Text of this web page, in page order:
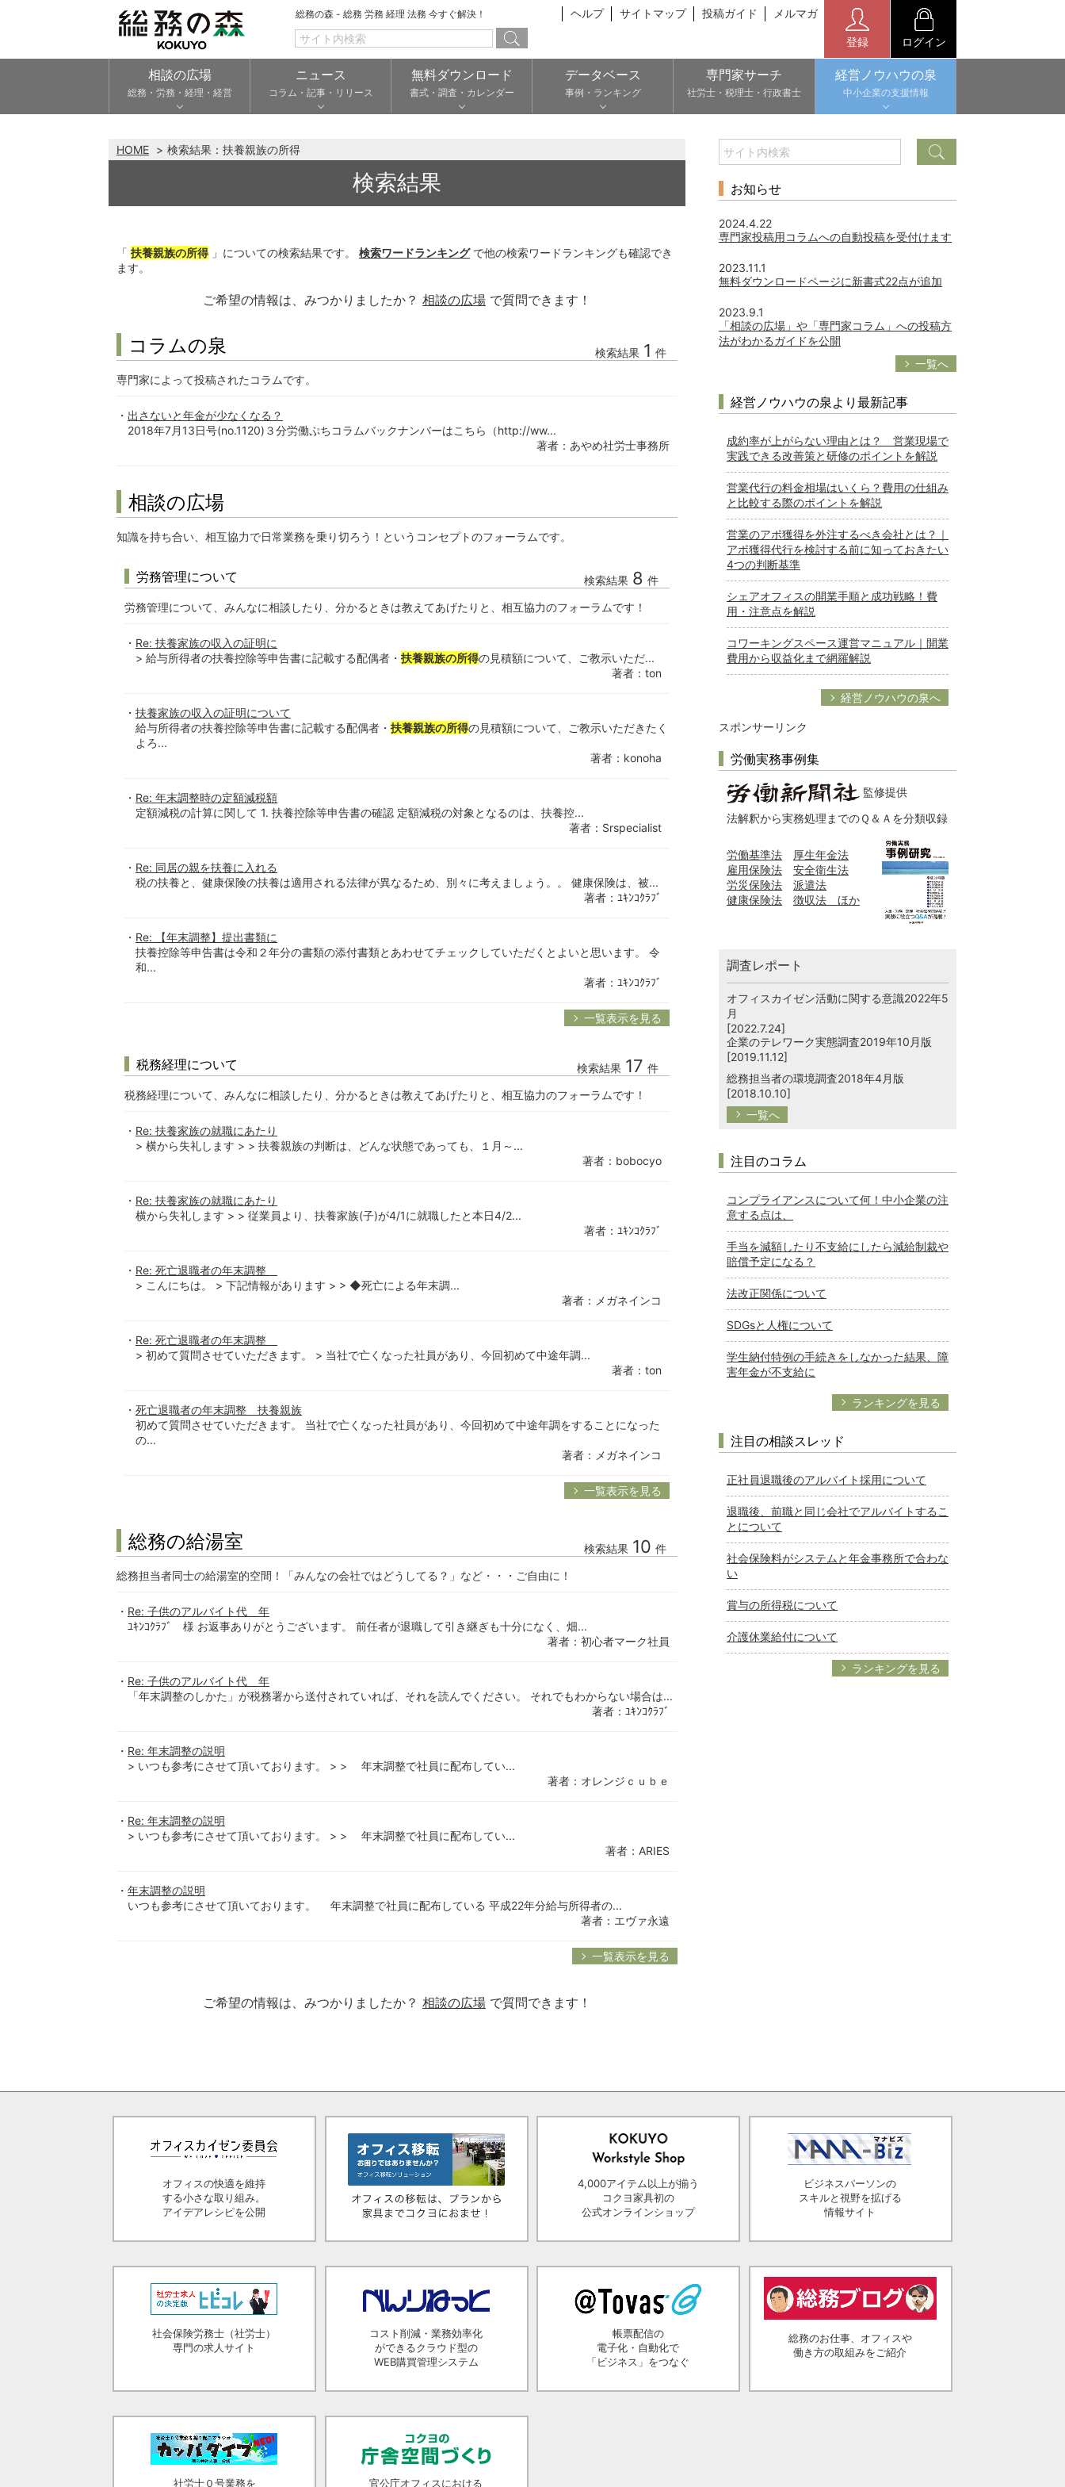
総務の森 - 総務 労務 経理 法務 今すぐ解決！ ヘルプ サイトマップ 投稿ガイド メルマガ
登録 ログイン
相談の広場
総務・労務・経理・経営
ニュース
コラム・記事・リリース
無料ダウンロード
書式・調査・カレンダー
データベース
事例・ランキング
専門家サーチ
社労士・税理士・行政書士
経営ノウハウの泉
中小企業の支援情報
HOME 検索結果： 扶養親族の所得
検索結果
「 扶養親族の所得 」についての検索結果です。 検索ワードランキングで他の検索ワードランキングも確認でき
ます。
ご希望の情報は、みつかりましたか？ 相談の広場 で質問できます！
コラムの泉 検索結果 1 件
専門家によって投稿されたコラムです。
出さないと年金が少なくなる？
2018年7月13日号(no.1120)３分労働ぷちコラムバックナンバーはこちら（http://ww...
著者：あやめ社労士事務所
相談の広場
知識を持ち合い、相互協力で日常業務を乗り切ろう！というコンセプトのフォーラムです。
労務管理について 検索結果 8 件
労務管理について、みんなに相談したり、分かるときは教えてあげたりと、相互協力のフォーラムです！
Re: 扶養家族の収入の証明に
> 給与所得者の扶養控除等申告書に記載する配偶者・ 扶養親族の所得の見積額について、ご教示いただ...
著者：ton
扶養家族の収入の証明について
給与所得者の扶養控除等申告書に記載する配偶者・ 扶養親族の所得の見積額について、ご教示いただきたく
よろ...
著者：konoha
Re: 年末調整時の定額減税額
定額減税の計算に関して 1. 扶養控除等申告書の確認 定額減税の対象となるのは、扶養控...
著者：Srspecialist
Re: 同居の親を扶養に入れる
税の扶養と、健康保険の扶養は適用される法律が異なるため、別々に考えましょう。。 健康保険は、被...
著者：ﾕｷﾝｺｸﾗﾌﾞ
Re: 【年末調整】提出書類に
扶養控除等申告書は令和２年分の書類の添付書類とあわせてチェックしていただくとよいと思います。 令
和...
著者：ﾕｷﾝｺｸﾗﾌﾞ
一覧表示を見る
税務経理について 検索結果 17 件
税務経理について、みんなに相談したり、分かるときは教えてあげたりと、相互協力のフォーラムです！
Re: 扶養家族の就職にあたり
> 横から失礼します > > 扶養親族の判断は、どんな状態であっても、１月～...
著者：bobocyo
Re: 扶養家族の就職にあたり
横から失礼します > > 従業員より、扶養家族(子)が4/1に就職したと本日4/2...
著者：ﾕｷﾝｺｸﾗﾌﾞ
Re: 死亡退職者の年末調整
> こんにちは。 > 下記情報があります > > ◆死亡による年末調...
著者：メガネインコ
Re: 死亡退職者の年末調整
> 初めて質問させていただきます。 > 当社で亡くなった社員があり、今回初めて中途年調...
著者：ton
死亡退職者の年末調整 扶養親族
初めて質問させていただきます。 当社で亡くなった社員があり、今回初めて中途年調をすることになった
の...
著者：メガネインコ
一覧表示を見る
総務の給湯室 検索結果 10 件
総務担当者同士の給湯室的空間！「みんなの会社ではどうしてる？」など・・・ご自由に！
Re: 子供のアルバイト代 年
ﾕｷﾝｺｸﾗﾌﾞ 様 お返事ありがとうございます。 前任者が退職して引き継ぎも十分になく、畑...
著者：初心者マーク社員
Re: 子供のアルバイト代 年
「年末調整のしかた」が税務署から送付されていれば、それを読んでください。 それでもわからない場合は...
著者：ﾕｷﾝｺｸﾗﾌﾞ
Re: 年末調整の説明
> いつも参考にさせて頂いております。 > > 年末調整で社員に配布してい...
著者：オレンジｃｕｂｅ
Re: 年末調整の説明
> いつも参考にさせて頂いております。 > > 年末調整で社員に配布してい...
著者：ARIES
年末調整の説明
いつも参考にさせて頂いております。 年末調整で社員に配布している 平成22年分給与所得者の...
著者：エヴァ永遠
一覧表示を見る
ご希望の情報は、みつかりましたか？ 相談の広場 で質問できます！
お知らせ
2024.4.22
専門家投稿用コラムへの自動投稿を受付けます
2023.11.1
無料ダウンロードページに新書式22点が追加
2023.9.1
「相談の広場」や「専門家コラム」への投稿方
法がわかるガイドを公開
一覧へ
経営ノウハウの泉より最新記事
成約率が上がらない理由とは？ 営業現場で
実践できる改善策と研修のポイントを解説
営業代行の料金相場はいくら？費用の仕組み
と比較する際のポイントを解説
営業のアポ獲得を外注するべき会社とは？｜
アポ獲得代行を検討する前に知っておきたい
4つの判断基準
シェアオフィスの開業手順と成功戦略！費
用・注意点を解説
コワーキングスペース運営マニュアル｜開業
費用から収益化まで網羅解説
経営ノウハウの泉へ
スポンサーリンク
労働実務事例集
監修提供
法解釈から実務処理までのＱ＆Ａを分類収録
労働基準法
厚生年金法
雇用保険法
安全衛生法
労災保険法
派遣法
健康保険法
徴収法 ほか
調査レポート
オフィスカイゼン活動に関する意識2022年5
月
[2022.7.24]
企業のテレワーク実態調査2019年10月版
[2019.11.12]
総務担当者の環境調査2018年4月版
[2018.10.10]
一覧へ
注目のコラム
コンプライアンスについて何！中小企業の注
意する点は、
手当を減額したり不支給にしたら減給制裁や
賠償予定になる？
法改正関係について
SDGsと人権について
学生納付特例の手続きをしなかった結果、障
害年金が不支給に
ランキングを見る
注目の相談スレッド
正社員退職後のアルバイト採用について
退職後、前職と同じ会社でアルバイトするこ
とについて
社会保険料がシステムと年金事務所で合わな
い
賞与の所得税について
介護休業給付について
ランキングを見る
オフィスの快適を維持
する小さな取り組み。
アイデアレシピを公開
4,000アイテム以上が揃う
コクヨ家具初の
公式オンラインショップ
ビジネスパーソンの
スキルと視野を拡げる
情報サイト
社会保険労務士（社労士）
専門の求人サイト
コスト削減・業務効率化
ができるクラウド型の
WEB購買管理システム
帳票配信の
電子化・自動化で
「ビジネス」をつなぐ
総務のお仕事、オフィスや
働き方の取組みをご紹介
社労士０号業務を 官公庁オフィスにおける